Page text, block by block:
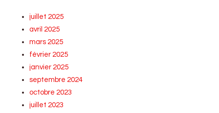
juillet 2025
avril 2025
mars 2025
février 2025
janvier 2025
septembre 2024
octobre 2023
juillet 2023